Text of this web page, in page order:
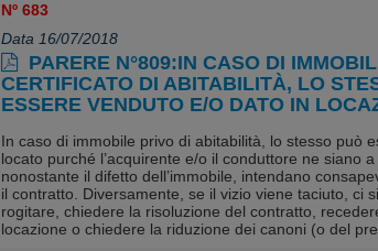
Nº 683
Data 16/07/2018
PARERE N°809:IN CASO DI
CERTIFICATO DI ABITABILITÀ, LO
ESSERE VENDUTO E/O DATO IN
In caso di immobile privo di abitabilità, lo stesso può
locato purché l’acquirente e/o il conduttore ne siano a
nonostante il difetto dell’immobile, intendano
il contratto. Diversamente, se il vizio viene taciuto, ci
rogitare, chiedere la risoluzione del contratto,
locazione o chiedere la riduzione dei canoni (o del